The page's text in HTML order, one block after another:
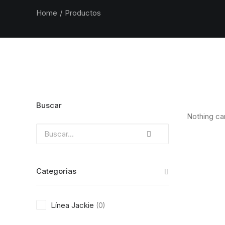
Home Productos
Buscar
Categorias
Línea Jackie (0)
Nothing